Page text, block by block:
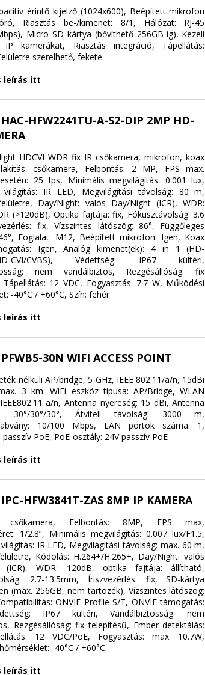
érintő kijelző (1024x600), Beépített mikrofon
Riasztás be-/kimenet: 8/1, Hálózat: RJ-45
Micro SD kártya (bővíthető 256GB-ig), Kezeli
kamerákat, Riasztás integráció, Tápellátás:
szerelhető, fekete
leírás itt
HFW2241TU-A-S2-DIP 2MP HD-
HDCVI WDR fix IR csőkamera, mikrofon, koax
csőkamera, Felbontás: 2 MP, FPS max.
25 fps, Minimális megvilágítás: 0.001 lux,
világítás: IR LED, Megvilágítási távolság: 80 m,
Day/Night: valós Day/Night (ICR), WDR:
(>120dB), Optika fajtája: fix, Fókusztávolság: 3.6
fix, Vízszintes látószög: 86°, Függőleges
Foglalat: M12, Beépített mikrofon: Igen, Koax
Igen, Analóg kimenet(ek): 4 in 1 (HD-
HD-CVI/CVBS), Védettség: IP67 kültéri,
nem vandálbiztos, Rezgésállóság: fix
12 VDC, Fogyasztás: 7.7 W, Működési
-40°C / +60°C, Szín: fehér
leírás itt
30N WIFI ACCESS POINT
nélküli AP/bridge, 5 GHz, IEEE 802.11/a/n, 15dBi
3 km. WiFi eszköz típusa: AP/Bridge, WLAN
a/n, Antenna nyereség: 15 dBi, Antenna
30°/30°/30°, Átviteli távolság: 3000 m,
10/100 Mbps, LAN portok száma: 1,
passzív PoE, PoE-osztály: 24V passzív PoE
leírás itt
HFW3841T-ZAS 8MP IP KAMERA
csőkamera, Felbontás: 8MP, FPS max,
1/2.8”, Minimális megvilágítás: 0.007 lux/F1.5,
IR LED, Megvilágítási távolság: max. 60 m,
Kódolás: H.264+/H.265+, Day/Night: valós
(ICR), WDR: 120dB, optika fajtája: állítható,
2.7-13.5mm, Íriszvezérlés: fix, SD-kártya
(max. 256GB, nem tartozék), Vízszintes látószög:
ONVIF Profile S/T, ONVIF támogatás:
IP67 kültéri, Vandálbiztosság: nem
Rezgésállóság: fix telepítésű, Ember detektálás:
12 VDC/PoE, Fogyasztás: max. 10.7W,
-40°C / +60°C
leírás itt